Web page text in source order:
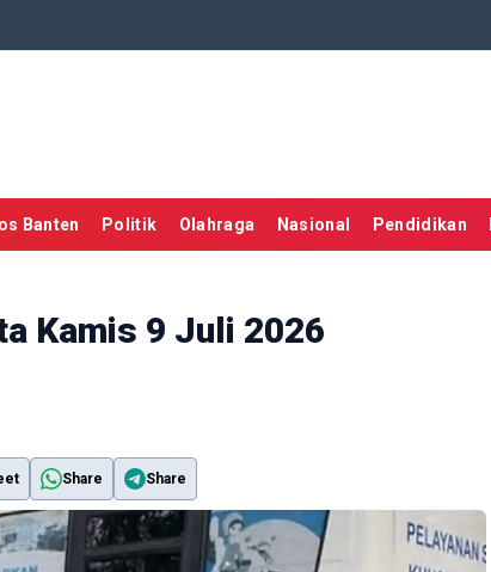
Banten Politik Olahraga Nasional Pendidikan
Kamis 9 Juli 2026
Share Share